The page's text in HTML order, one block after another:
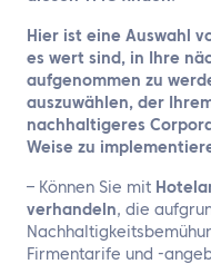
Hier ist eine Auswahl
es wert sind, in Ihre
aufgenommen zu
auszuwählen, der
nachhaltigeres
Weise zu
– Können Sie mit
verhandeln, die
Firmentarife und -